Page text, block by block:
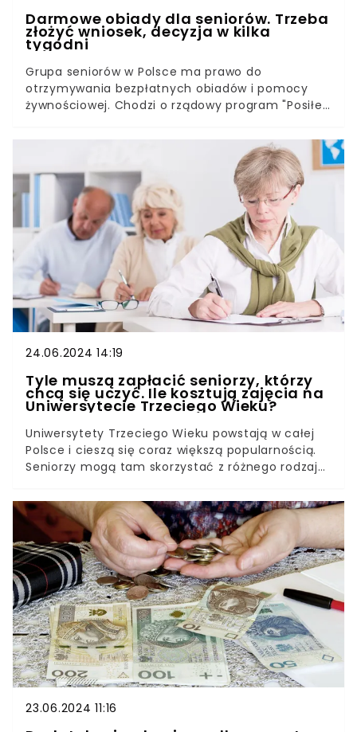
Darmowe obiady dla seniorów. Trzeba
złożyć wniosek, decyzja w kilka
tygodni
Grupa seniorów w Polsce ma prawo do
otrzymywania bezpłatnych obiadów i pomocy
żywnościowej. Chodzi o rządowy program "Posiłek
kryteria, mogą dostać świadczenie na zakup
posiłku lub samą żywność, np. w postaci
produktów spożywczych lub gotowych obiadów.
24.06.2024 14:19
Tyle muszą zapłacić seniorzy, którzy
chcą się uczyć. Ile kosztują zajęcia na
Uniwersytecie Trzeciego Wieku?
Uniwersytety Trzeciego Wieku powstają w całej
Polsce i cieszą się coraz większą popularnością.
Seniorzy mogą tam skorzystać z różnego rodzaju
Uczelnie działają jednak na podobnych zasadach
co studia niestacjonarne, a to oznacza, że trzeba
za nie płacić. Jakie są stawki?
23.06.2024 11:16